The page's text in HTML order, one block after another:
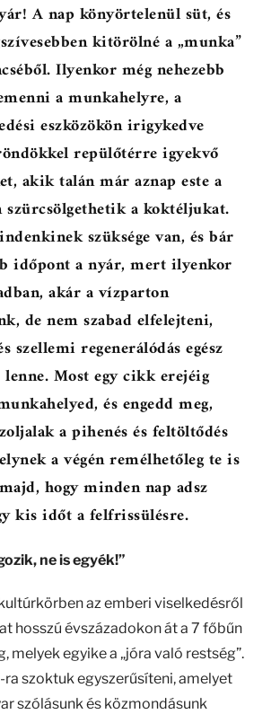
A nap könyörtelenül süt, és
kitörölné a „munka”
Ilyenkor még nehezebb
a munkahelyre, a
eszközökön irigykedve
repülőtérre igyekvő
akik talán már aznap este a
szürcsölgethetik a koktéljukat.
szüksége van, és bár
időpont a nyár, mert ilyenkor
akár a vízparton
de nem szabad elfelejteni,
szellemi regenerálódás egész
Most egy cikk erejéig
és engedd meg,
a pihenés és feltöltődés
a végén remélhetőleg te is
hogy minden nap adsz
kis időt a felfrissülésre.
ne is egyék!”
az emberi viselkedésről
hosszú évszázadokon át a 7 főbűn
melyek egyike a „jóra való restség”.
ra szoktuk egyszerűsíteni, amelyet
szólásunk és közmondásunk